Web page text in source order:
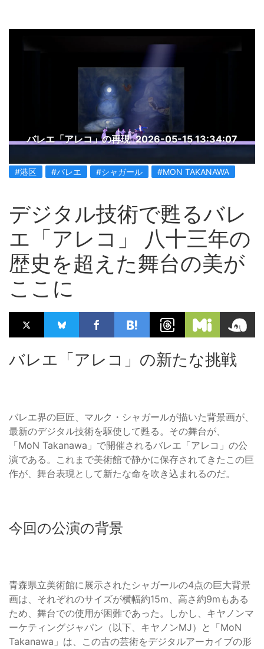
バレエ「アレコ」の再現 2026-05-15 13:34:07
#港区 #バレエ #シャガール #MON TAKANAWA
デジタル技術で甦るバレ
エ「アレコ」 八十三年の
歴史を超えた舞台の美が
ここに
バレエ「アレコ」の新たな挑戦
バレエ界の巨匠、マルク・シャガールが描いた背景画が、
最新のデジタル技術を駆使して甦る。その舞台が、
「MoN Takanawa」で開催されるバレエ「アレコ」の公
演である。これまで美術館で静かに保存されてきたこの巨
作が、舞台表現として新たな命を吹き込まれるのだ。
今回の公演の背景
青森県立美術館に展示されたシャガールの4点の巨大背景
画は、それぞれのサイズが横幅約15m、高さ約9mもある
ため、舞台での使用が困難であった。しかし、キヤノンマ
ーケティングジャパン（以下、キヤノンMJ）と「MoN
Takanawa」は、この古の芸術をデジタルアーカイブの形